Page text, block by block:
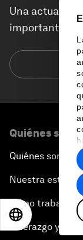
Una
importantes
Quiénes
Quiénes somos
Nuestra
Cómo
Liderazgo y